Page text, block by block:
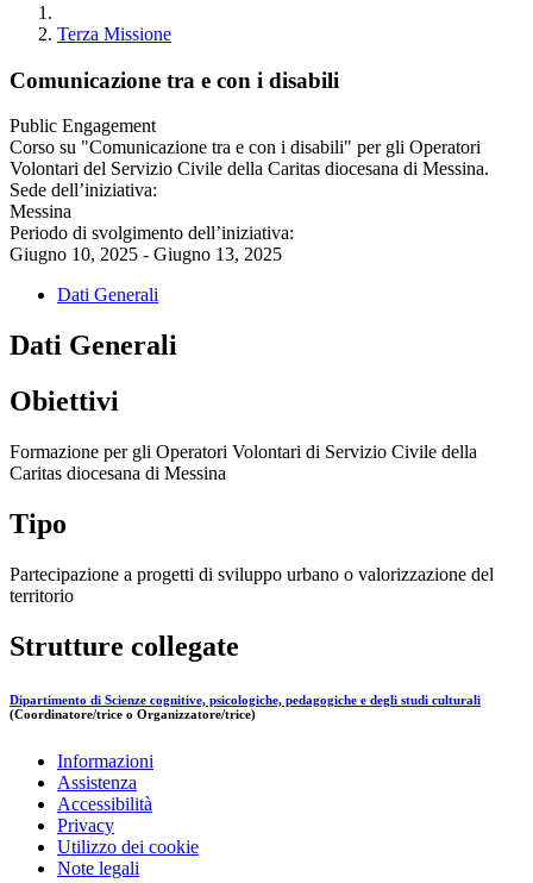
Terza Missione
Comunicazione tra e con i disabili
Public Engagement
Corso su "Comunicazione tra e con i disabili" per gli Operatori
Volontari del Servizio Civile della Caritas diocesana di Messina.
Sede dell’iniziativa:
Messina
Periodo di svolgimento dell’iniziativa:
Giugno 10, 2025 - Giugno 13, 2025
Dati Generali
Dati Generali
Obiettivi
Formazione per gli Operatori Volontari di Servizio Civile della
Caritas diocesana di Messina
Tipo
Partecipazione a progetti di sviluppo urbano o valorizzazione del
territorio
Strutture collegate
Dipartimento di Scienze cognitive, psicologiche, pedagogiche e degli studi culturali
(Coordinatore/trice o Organizzatore/trice)
Informazioni
Assistenza
Accessibilità
Privacy
Utilizzo dei cookie
Note legali